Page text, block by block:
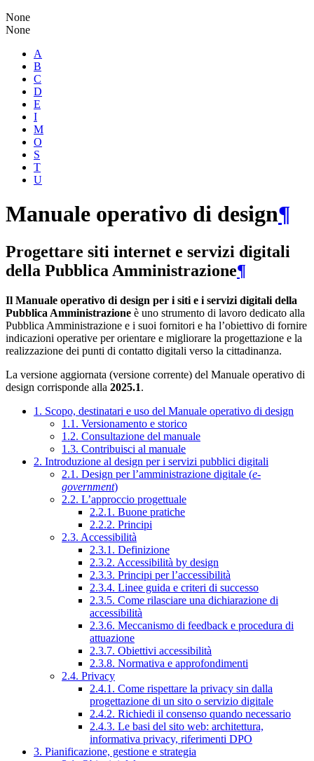
None
None
A
B
C
D
E
I
M
O
S
T
U
Manuale operativo di design¶
Progettare siti internet e servizi digitali
della Pubblica Amministrazione¶
Il Manuale operativo di design per i siti e i servizi digitali della
Pubblica Amministrazione è uno strumento di lavoro dedicato alla
Pubblica Amministrazione e i suoi fornitori e ha l’obiettivo di fornire
indicazioni operative per orientare e migliorare la progettazione e la
realizzazione dei punti di contatto digitali verso la cittadinanza.
La versione aggiornata (versione corrente) del Manuale operativo di
design corrisponde alla 2025.1.
1. Scopo, destinatari e uso del Manuale operativo di design
1.1. Versionamento e storico
1.2. Consultazione del manuale
1.3. Contribuisci al manuale
2. Introduzione al design per i servizi pubblici digitali
2.1. Design per l’amministrazione digitale (e-
government)
2.2. L’approccio progettuale
2.2.1. Buone pratiche
2.2.2. Principi
2.3. Accessibilità
2.3.1. Definizione
2.3.2. Accessibilità by design
2.3.3. Principi per l’accessibilità
2.3.4. Linee guida e criteri di successo
2.3.5. Come rilasciare una dichiarazione di
accessibilità
2.3.6. Meccanismo di feedback e procedura di
attuazione
2.3.7. Obiettivi accessibilità
2.3.8. Normativa e approfondimenti
2.4. Privacy
2.4.1. Come rispettare la privacy sin dalla
progettazione di un sito o servizio digitale
2.4.2. Richiedi il consenso quando necessario
2.4.3. Le basi del sito web: architettura,
informativa privacy, riferimenti DPO
3. Pianificazione, gestione e strategia